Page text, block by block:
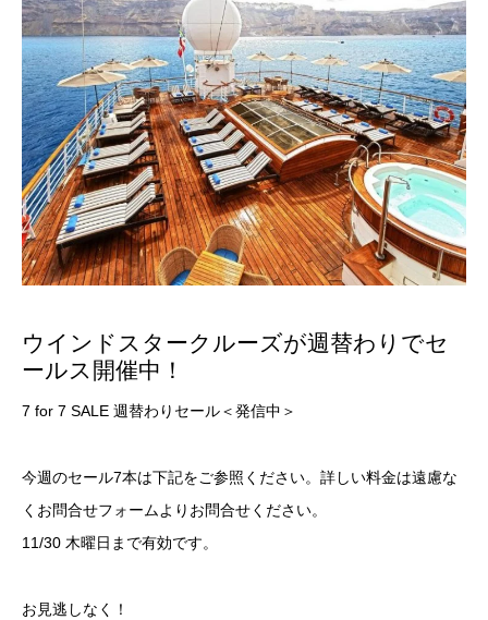
ウインドスタークルーズが週替わりでセ
ールス開催中！
7 for 7 SALE 週替わりセール＜発信中＞
今週のセール7本は下記をご参照ください。詳しい料金は遠慮な
くお問合せフォームよりお問合せください。
11/30 木曜日まで有効です。
お見逃しなく！